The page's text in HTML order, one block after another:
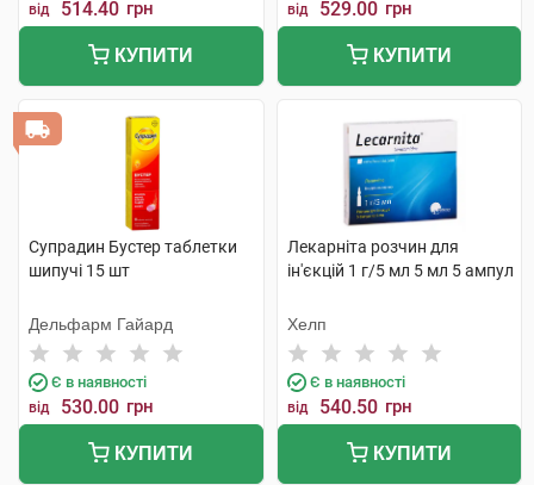
від 514.40 грн
КУПИТИ
від 529.00 грн
КУПИТИ
Супрадин Бустер таблетки
шипучі 15 шт
Дельфарм Гайард
Є в наявності
від 530.00 грн
КУПИТИ
Лекарніта розчин для
ін'єкцій 1 г/5 мл 5 мл 5 ампул
Хелп
Є в наявності
від 540.50 грн
КУПИТИ